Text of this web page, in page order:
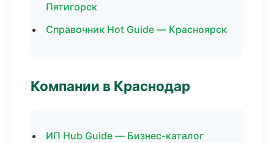
Пятигорск
Справочник Hot Guide — Красноярск
Компании в Краснодар
ИП Hub Guide — Бизнес-каталог